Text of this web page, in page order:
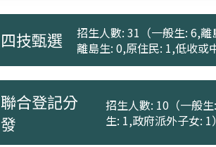
四技甄選
招生人數: 31（一般生: 6,
離島生: 0,原住民: 1,低收或
聯合登記分
發
招生人數: 10（一般
生: 1,政府派外子女: 1）